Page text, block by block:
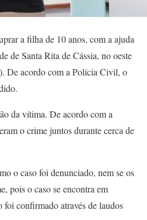
a filha de 10 anos, com a ajuda
de Santa Rita de Cássia, no oeste
De acordo com a Polícia Civil, o
da vítima. De acordo com a
o crime juntos durante cerca de
o caso foi denunciado, nem se os
pois o caso se encontra em
foi confirmado através de laudos